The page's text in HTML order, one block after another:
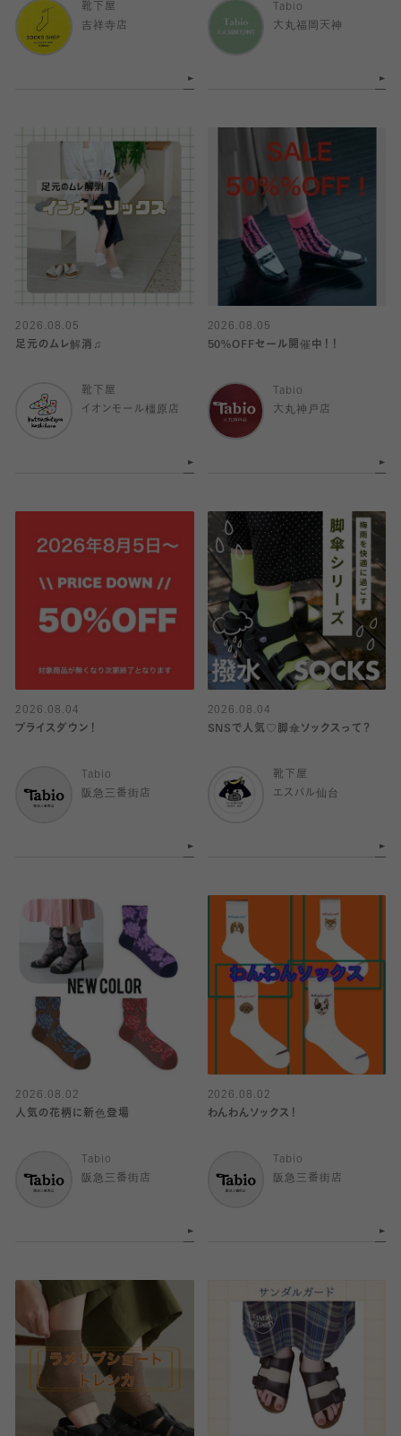
靴下屋
吉祥寺店
Tabio
大丸福岡天神
2026.08.05
足元のムレ解消♫
靴下屋
イオンモール橿原店
2026.08.05
50%OFFセール開催中！！
Tabio
大丸神戸店
2026.08.04
プライスダウン！
Tabio
阪急三番街店
2026.08.04
SNSで人気♡脚傘ソックスって？
靴下屋
エスパル仙台
2026.08.02
人気の花柄に新色登場
Tabio
阪急三番街店
2026.08.02
わんわんソックス！
Tabio
阪急三番街店